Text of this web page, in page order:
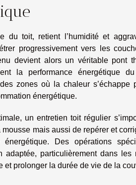
du toit, retient l’humidité et
progressivement vers les
devient alors un véritable pont
la performance énergétique du
zones où la chaleur s’échappe
énergétique.
un entretien toit régulier
mais aussi de repérer et
Des opérations
adaptée, particulièrement dans les
et prolonger la durée de vie de la